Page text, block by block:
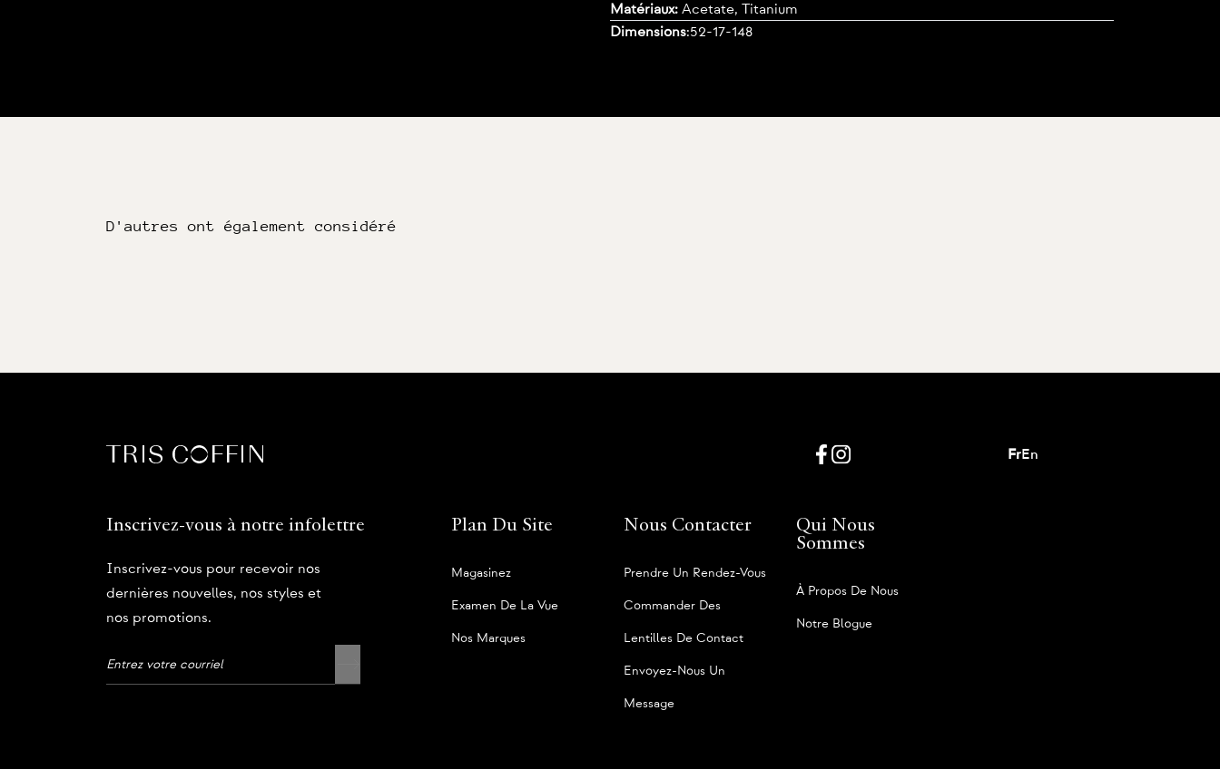
Matériaux: Acetate, Titanium
Dimensions:52-17-148
D'autres ont également considéré
En
Fr
Inscrivez-vous à notre infolettre
Inscrivez-vous pour recevoir nos
dernières nouvelles, nos styles et
nos promotions.
Plan Du Site
Magasinez
Examen De La Vue
Nos Marques
Nous Contacter
Prendre Un Rendez-Vous
Commander Des
Lentilles De Contact
Envoyez-Nous Un
Message
Qui Nous
Sommes
À Propos De Nous
Notre Blogue